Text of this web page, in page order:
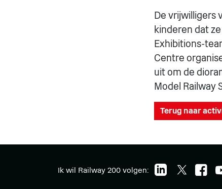
De vrijwilligers
kinderen dat
Exhibitions-
Centre
uit om de
Model Railway
Terug naar
Ik wil Railway 200 volgen: